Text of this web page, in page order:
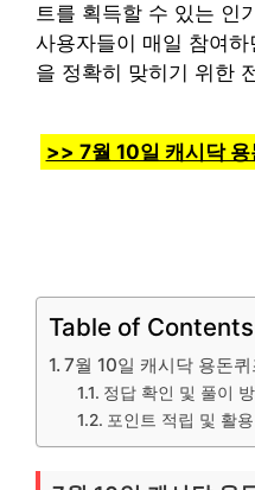
트를 획득할 수 있는 인
사용자들이 매일 참여
을 정확히 맞히기 위한
>> 7월 10일 캐시닥 용
Table of Contents
7월 10일 캐시닥 용돈퀴
정답 확인 및 풀이
포인트 적립 및 활용